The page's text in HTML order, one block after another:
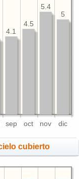
sep oct nov dic
5
5.4
4.5
4.1
cubierto